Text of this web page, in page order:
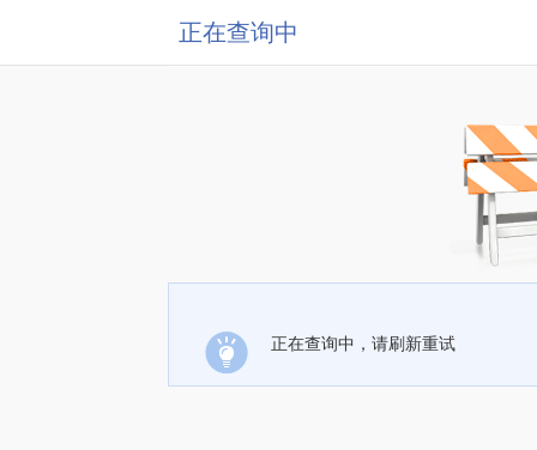
正在查询中
正在查询中，请刷新重试